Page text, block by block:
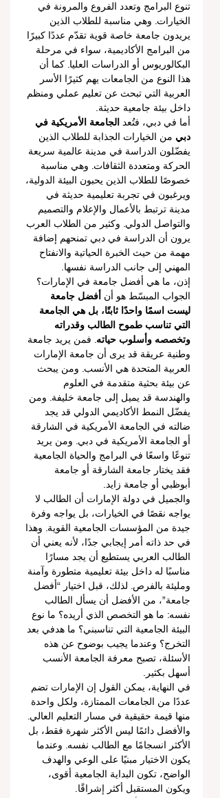
تنوع البرامج وتعدد الفروع والمرونة في
الخيارات. وهي مناسبة للطلاب الذين
يريدون جامعة خاصة قوية تقدّم عددًا كبيرًا
من البرامج الأكاديمية، سواء في مرحلة
البكالوريوس أو الدراسات العليا. كما أن
هذا النوع من الجامعات يهم كثيرًا الأسر
العربية التي تبحث عن تعليم عملي ومنظم
داخل بيئة جامعية حديثة.
أما في دبي، فتُعد
الجامعة الأمريكية في
دبي من الخيارات الجذابة للطلاب الذين
يفضّلون الدراسة في مدينة عالمية سريعة
الحركة ومتعددة الثقافات. وهي مناسبة
خصوصًا للطلاب الذين يحبون البيئة الدولية،
ويرغبون في تجربة تعليمية حديثة في
مدينة ترتبط بالأعمال والإعلام والتصميم
والتواصل الدولي. وكثير من الطلاب العرب
يرون أن الدراسة في دبي تمنحهم إضافة
مهمة من حيث الخبرة الحياتية والانفتاح
المهني إلى جانب الدراسة نفسها.
إذن، ما هي أفضل جامعة في الإمارات؟
الجواب المبسّط هو أن أفضل جامعة
ليست اسمًا واحدًا ثابتًا، بل هي الجامعة
التي تناسب طموح الطالب وقدراته
وتخصصه وأسلوب حياته . فمن يريد جامعة
وطنية عريقة قد يرى أن جامعة الإمارات
العربية المتحدة هي الأنسب. ومن يبحث
عن بيئة بحثية متقدمة في العلوم
والهندسة قد يميل إلى جامعة خليفة. ومن
يفضّل النمط الأكاديمي الدولي قد يجد
ضالته في الجامعة الأمريكية في الشارقة
أو الجامعة الأمريكية في دبي. ومن يريد
تنوعًا واسعًا في البرامج والحياة الجامعية
فقد يختار جامعة الشارقة أو جامعة
أبوظبي أو جامعة زايد.
والجميل في دولة الإمارات أن الطالب لا
يواجه نقصًا في الخيارات، بل يواجه وفرة
جيدة من المؤسسات الجامعية القوية. وهذا
في حد ذاته أمر إيجابي جدًا، لأنه يعني أن
الطالب العربي يستطيع أن يجد مسارًا
مناسبًا له داخل بيئة تعليمية متطورة وآمنة
ومليئة بالفرص. لذلك، قبل اختيار “أفضل
جامعة”، من الأفضل أن يسأل الطالب
نفسه: ما هو التخصص الذي أريده؟ ما نوع
البيئة الجامعية التي تناسبني؟ ما هدفي بعد
التخرج؟ وعندما يجيب بوضوح عن هذه
الأسئلة، تصبح معرفة الجامعة الأنسب
أسهل بكثير.
في النهاية، يمكن القول إن الإمارات تضم
عددًا من الجامعات الممتازة، ولكل واحدة
منها قيمة حقيقية في مسار التعليم العالي.
والأفضل دائمًا ليس الأكثر شهرة فقط، بل
الأكثر انسجامًا مع الطالب نفسه. وعندما
يكون الاختيار مبنيًا على الوعي والهدف
الواضح، تكون البداية الجامعية أقوى،
ويكون المستقبل أكثر إشراقًا.